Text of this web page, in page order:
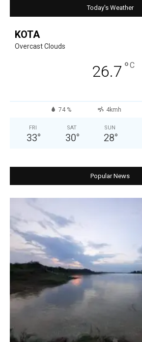
Today's Weather
KOTA
Overcast Clouds
26.7 °C
74 % 4kmh
FRI
33°
SAT
30°
SUN
28°
Popular News